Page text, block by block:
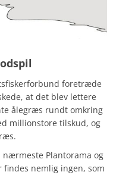
foretræde
at det blev lettere
ålegræs rundt omkring
millionstore tilskud, og
Plantorama og
nemlig ingen, som